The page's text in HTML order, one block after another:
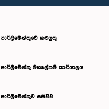
පාර්ලිමේන්තුවේ කටයුතු
පාර්ලිමේන්තු මහලේකම් කාර්යාලය
පාර්ලිමේන්තුව සජීවීව